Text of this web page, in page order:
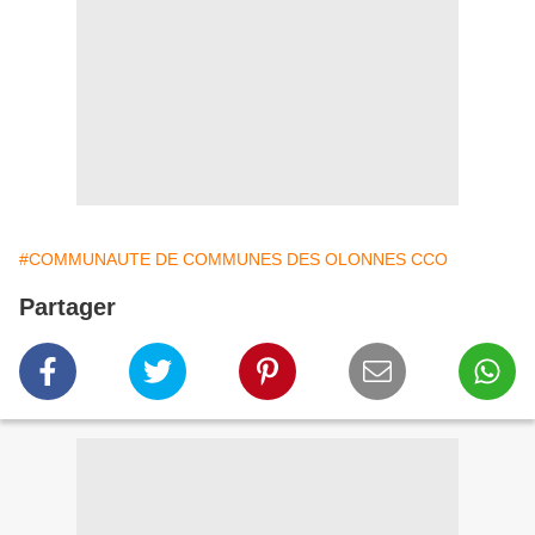
#COMMUNAUTE DE COMMUNES DES OLONNES CCO
Partager